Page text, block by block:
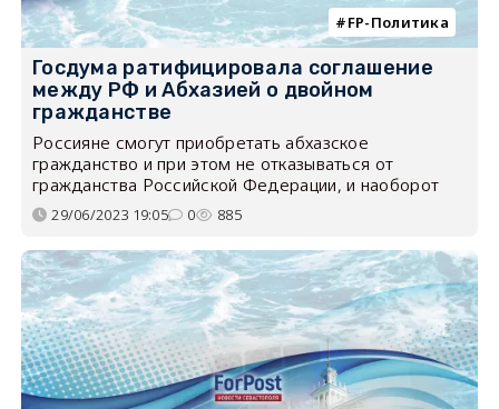
FP-Политика
Госдума ратифицировала соглашение
между РФ и Абхазией о двойном
гражданстве
Россияне смогут приобретать абхазское
гражданство и при этом не отказываться от
гражданства Российской Федерации, и наоборот
29/06/2023 19:05 0 885